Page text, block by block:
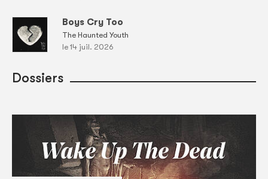
Boys Cry Too
The Haunted Youth
le 14 juil. 2026
Dossiers